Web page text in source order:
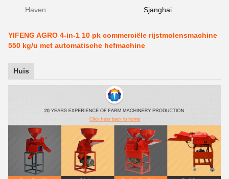
Haven: Sjanghai
YIFENG AGRO 4-in-1 10 pk commerciële rijstmolensmachine
550 kg/u met automatische hefmachine
Huis